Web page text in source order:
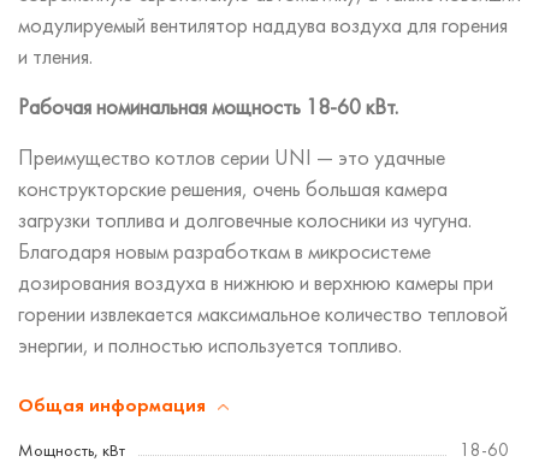
модулируемый вентилятор наддува воздуха для горения
и тления.
Рабочая номинальная мощность 18-60 кВт.
Преимущество котлов серии UNI — это удачные
конструкторские решения, очень большая камера
загрузки топлива и долговечные колосники из чугуна.
Благодаря новым разработкам в микросистеме
дозирования воздуха в нижнюю и верхнюю камеры при
горении извлекается максимальное количество тепловой
энергии, и полностью используется топливо.
Общая информация
Мощность, кВт 18-60